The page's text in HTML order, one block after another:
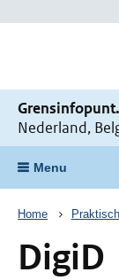
Grensinfopunt.
Nederland,
Menu
Kruimelpad
Home Praktisch
DigiD